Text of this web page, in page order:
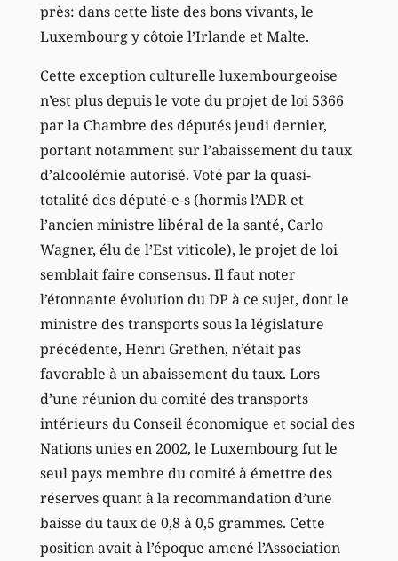
près: dans cette liste des bons vivants, le
Luxembourg y côtoie l’Irlande et Malte.
Cette exception culturelle luxembourgeoise
n’est plus depuis le vote du projet de loi 5366
par la Chambre des députés jeudi dernier,
portant notamment sur l’abaissement du taux
d’alcoolémie autorisé. Voté par la quasi-
totalité des député-e-s (hormis l’ADR et
l’ancien ministre libéral de la santé, Carlo
Wagner, élu de l’Est viticole), le projet de loi
semblait faire consensus. Il faut noter
l’étonnante évolution du DP à ce sujet, dont le
ministre des transports sous la législature
précédente, Henri Grethen, n’était pas
favorable à un abaissement du taux. Lors
d’une réunion du comité des transports
intérieurs du Conseil économique et social des
Nations unies en 2002, le Luxembourg fut le
seul pays membre du comité à émettre des
réserves quant à la recommandation d’une
baisse du taux de 0,8 à 0,5 grammes. Cette
position avait à l’époque amené l’Association